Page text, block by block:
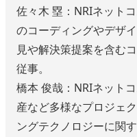
佐々木 塁：NRIネット
のコーディングやデザ
見や解決策提案を含む
従事。
橋本 俊哉：NRIネット
産など多様なプロジェ
ングテクノロジーに関